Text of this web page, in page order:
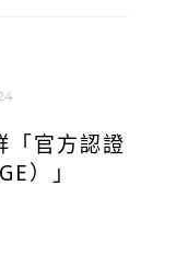
官方認證
）」